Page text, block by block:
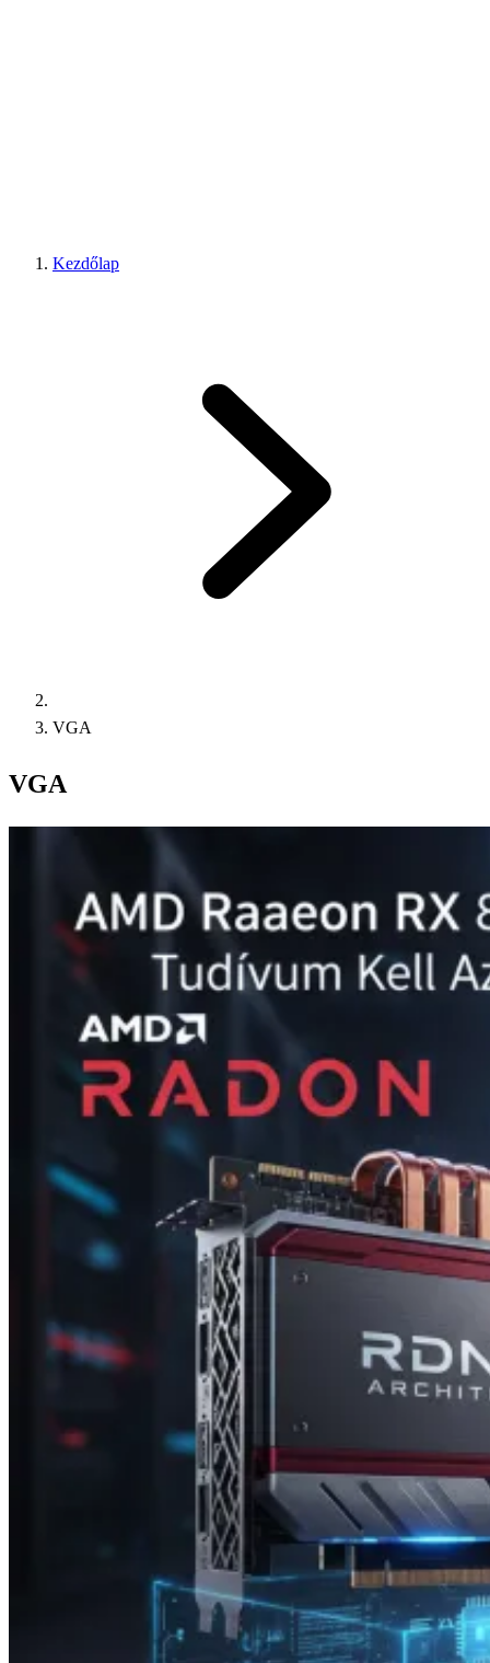
Kezdőlap
VGA
VGA